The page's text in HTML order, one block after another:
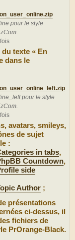
pour le style
du texte « En
dans le
pour le style
avatars, smileys,
de sujet
:
in tabs,
Countdown,
side
Author ;
présentations
ci-dessus, il
fichiers de
PrOrange-Black.